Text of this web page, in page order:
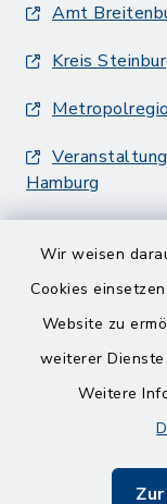
Wir weisen
Cookies
Website zu
weiterer
Weitere
Amt
Kreis
Hamburg